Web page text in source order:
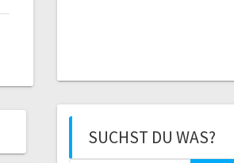
SUCHST DU WAS?